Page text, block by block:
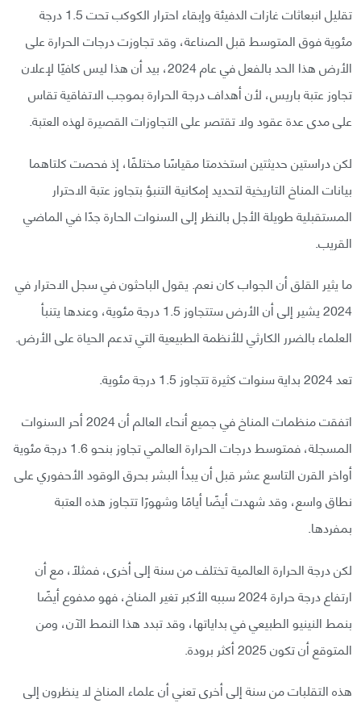
تقليل انبعاثات غازات الدفيئة وإبقاء احترار الكوكب تحت 1.5 درجة
مئوية فوق المتوسط قبل الصناعة، وقد تجاوزت درجات الحرارة على
الأرض هذا الحد بالفعل في عام 2024، بيد أن هذا ليس كافيًا لإعلان
تجاوز عتبة باريس، لأن أهداف درجة الحرارة بموجب الاتفاقية تقاس
على مدى عدة عقود ولا تقتصر على التجاوزات القصيرة لهذه العتبة.
لكن دراستين حديثتين استخدمتا مقياسًا مختلفًا، إذ فحصت كلتاهما
بيانات المناخ التاريخية لتحديد إمكانية التنبؤ بتجاوز عتبة الاحترار
المستقبلية طويلة الأجل بالنظر إلى السنوات الحارة جدًا في الماضي
القريب.
ما يثير القلق أن الجواب كان نعم. يقول الباحثون في سجل الاحترار في
2024 يشير إلى أن الأرض ستتجاوز 1.5 درجة مئوية، وعندها يتنبأ
العلماء بالضرر الكارثي للأنظمة الطبيعية التي تدعم الحياة على الأرض.
تعد 2024 بداية سنوات كثيرة تتجاوز 1.5 درجة مئوية.
اتفقت منظمات المناخ في جميع أنحاء العالم أن 2024 أحر السنوات
المسجلة، فمتوسط درجات الحرارة العالمي تجاوز بنحو 1.6 درجة مئوية
أواخر القرن التاسع عشر قبل أن يبدأ البشر بحرق الوقود الأحفوري على
نطاق واسع، وقد شهدت أيضًا أيامًا وشهورًا تتجاوز هذه العتبة
بمفردها.
لكن درجة الحرارة العالمية تختلف من سنة إلى أخرى، فمثلًا، مع أن
ارتفاع درجة حرارة 2024 سببه الأكبر تغير المناخ، فهو مدفوع أيضًا
بنمط النينيو الطبيعي في بداياتها، وقد تبدد هذا النمط الآن، ومن
المتوقع أن تكون 2025 أكثر برودة.
هذه التقلبات من سنة إلى أخرى تعني أن علماء المناخ لا ينظرون إلى